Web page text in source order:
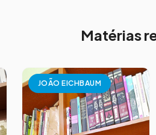
Matérias
JOÃO EICHBAUM